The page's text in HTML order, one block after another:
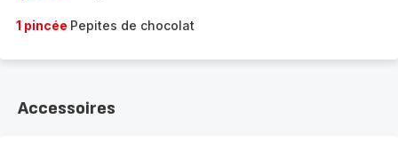
1 pincée Pepites de chocolat
Accessoires